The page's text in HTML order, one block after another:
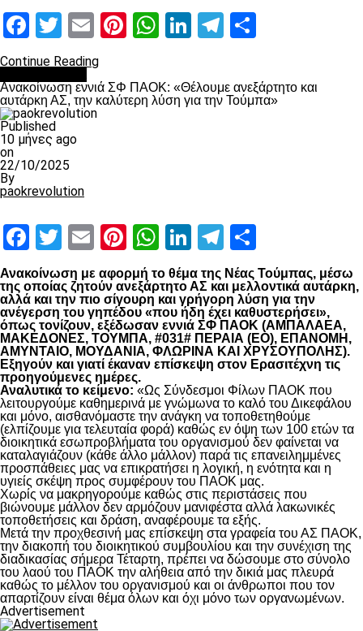
Facebook
Twitter
EmailPinterest
WhatsApp
LinkedIn
Telegram
Continue Reading
Ανακοίνωση εννιά ΣΦ ΠΑΟΚ: «Θέλουμε ανεξάρτητο και
αυτάρκη ΑΣ, την καλύτερη λύση για την Τούμπα»
Published
10 μήνες ago
on
22/10/2025
By
paokrevolution
Facebook
Twitter
EmailPinterest
WhatsApp
LinkedIn
Telegram
Ανακοίνωση με αφορμή το θέμα της Νέας Τούμπας, μέσω
της οποίας ζητούν ανεξάρτητο ΑΣ και μελλοντικά αυτάρκη,
αλλά και την πιο σίγουρη και γρήγορη λύση για την
ανέγερση του γηπέδου «που ήδη έχει καθυστερήσει»,
όπως τονίζουν, εξέδωσαν εννιά ΣΦ ΠΑΟΚ (ΑΜΠΑΛΑΕΑ,
ΜΑΚΕΔΟΝΕΣ, ΤΟΥΜΠΑ, #031# ΠΕΡΑΙΑ (ΕΟ), ΕΠΑΝΟΜΗ,
ΑΜΥΝΤΑΙΟ, ΜΟΥΔΑΝΙΑ, ΦΛΩΡΙΝΑ ΚΑΙ ΧΡΥΣΟΥΠΟΛΗΣ).
Εξηγούν και γιατί έκαναν επίσκεψη στον Ερασιτέχνη τις
προηγούμενες ημέρες.
Αναλυτικά το κείμενο: «Ως Σύνδεσμοι Φίλων ΠΑΟΚ που
λειτουργούμε καθημερινά με γνώμωνα το καλό του Δικεφάλου
και μόνο, αισθανόμαστε την ανάγκη να τοποθετηθούμε
(ελπίζουμε για τελευταία φορά) καθώς εν όψη των 100 ετών τα
διοικητικά εσωπροβλήματα του οργανισμού δεν φαίνεται να
καταλαγιάζουν (κάθε άλλο μάλλον) παρά τις επανειλημμένες
προσπάθειες μας να επικρατήσει η λογική, η ενότητα και η
υγιείς σκέψη προς συμφέρουν του ΠΑΟΚ μας.
Χωρίς να μακρηγορούμε καθώς στις περιστάσεις που
βιώνουμε μάλλον δεν αρμόζουν μανιφέστα αλλά λακωνικές
τοποθετήσεις και δράση, αναφέρουμε τα εξής.
Μετά την προχθεσινή μας επίσκεψη στα γραφεία του ΑΣ ΠΑΟΚ,
την διακοπή του διοικητικού συμβουλίου και την συνέχιση της
διαδικασίας σήμερα Τέταρτη, πρέπει να δώσουμε στο σύνολο
του λαού του ΠΑΟΚ την αλήθεια από την δικιά μας πλευρά
καθώς το μέλλον του οργανισμού και οι άνθρωποι που τον
απαρτίζουν είναι θέμα όλων και όχι μόνο των οργανωμένων.
Advertisement